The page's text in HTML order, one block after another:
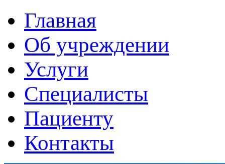
Главная
Об учреждении
Услуги
Специалисты
Пациенту
Контакты